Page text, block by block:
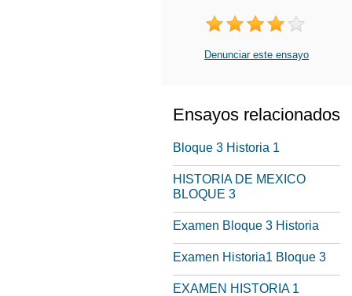
Denunciar este ensayo
Ensayos relacionados
Bloque 3 Historia 1
HISTORIA DE MEXICO
BLOQUE 3
Examen Bloque 3 Historia
Examen Historia1 Bloque 3
EXAMEN HISTORIA 1